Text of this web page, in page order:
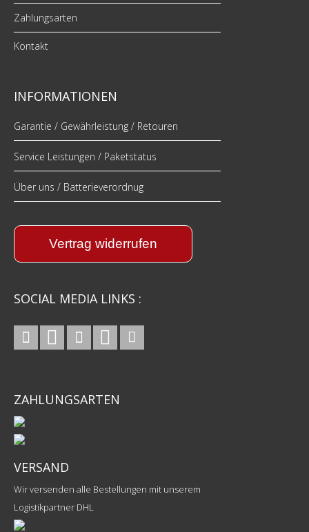
Zahlungsarten
Kontakt
INFORMATIONEN
Garantie / Gewährleistung / Retouren
Service Leistungen / Paketstatus
Über uns / Batterieverordnug
Vertrag widerrufen
SOCIAL MEDIA LINKS :
ZAHLUNGSARTEN
VERSAND
Wir versenden alle Bestellungen mit unserem
Logistikpartner DHL